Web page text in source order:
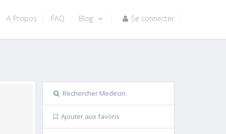
A Propos FAQ Blog Se connecter
Rechercher Medecin
Ajouter aux favoris